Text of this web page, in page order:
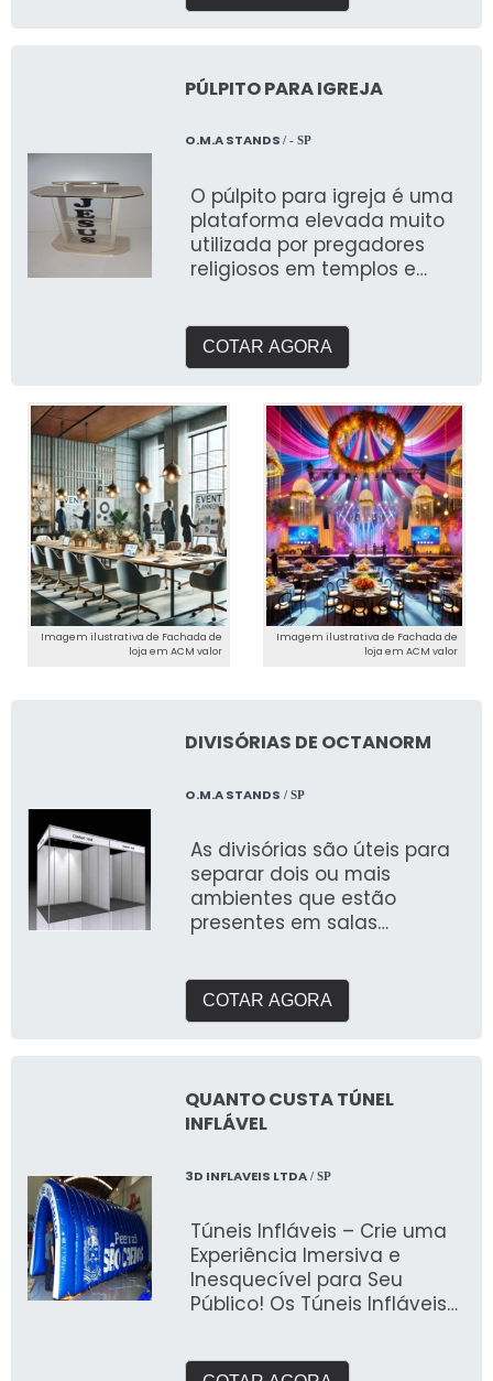
PÚLPITO PARA IGREJA
O.M.A STANDS / - SP
O púlpito para igreja é uma
plataforma elevada muito
utilizada por pregadores
religiosos em templos e
COTAR AGORA
Imagem ilustrativa de Fachada de
loja em ACM valor
Imagem ilustrativa de Fachada de
loja em ACM valor
DIVISÓRIAS DE OCTANORM
O.M.A STANDS / SP
As divisórias são úteis para
separar dois ou mais
ambientes que estão
presentes em salas
atendim
COTAR AGORA
QUANTO CUSTA TÚNEL
INFLÁVEL
3D INFLAVEIS LTDA/ SP
Túneis Infláveis – Crie uma
Experiência Imersiva e
Inesquecível para Seu
Público! Os Túneis Infláveis